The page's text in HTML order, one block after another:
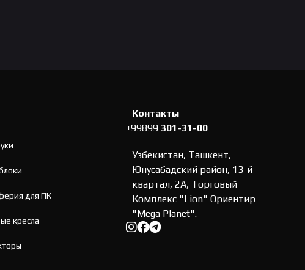
для ПК
кресла
Контакты
+99899 301-31-00
Узбекистан, Ташкент,
Юнусабадский район, 13-й
квартал, 2А, Торговый
Комплекс "Lion" Ориентир
"Mega Planet".